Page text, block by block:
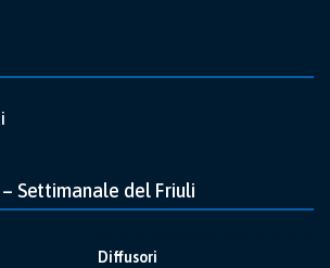
Settimanale del Friuli
Diffusori